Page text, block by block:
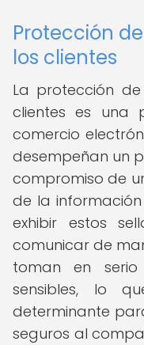
Protección
los clientes
La protección
clientes es una
comercio
desempeñan un
compromiso de
de la información
exhibir estos
comunicar de
toman en
sensibles, lo
determinante
seguros al